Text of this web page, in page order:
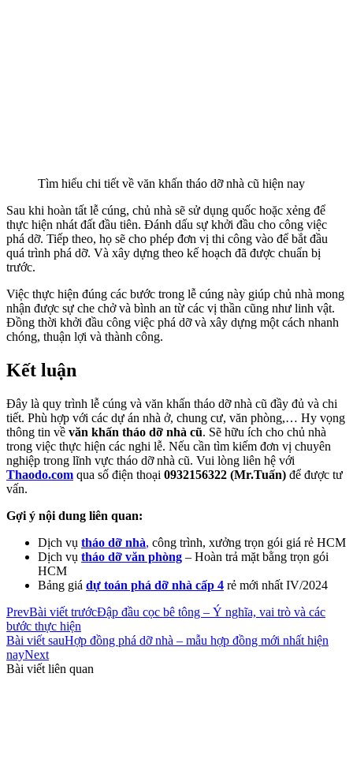
Tìm hiểu chi tiết về văn khấn tháo dỡ nhà cũ hiện nay
Sau khi hoàn tất lễ cúng, chủ nhà sẽ sử dụng quốc hoặc xẻng để
thực hiện nhát đất đầu tiên. Đánh dấu sự khởi đầu cho công việc
phá dỡ. Tiếp theo, họ sẽ cho phép đơn vị thi công vào để bắt đầu
quá trình phá dỡ. Và xây dựng theo kế hoạch đã được chuẩn bị
trước.
Việc thực hiện đúng các bước trong lễ cúng này giúp chủ nhà mong
nhận được sự che chở và bình an từ các vị thần cũng như linh vật.
Đồng thời khởi đầu công việc phá dỡ và xây dựng một cách nhanh
chóng, thuận lợi và thành công.
Kết luận
Đây là quy trình lễ cúng và văn khấn tháo dỡ nhà cũ đầy đủ và chi
tiết. Phù hợp với các dự án nhà ở, chung cư, văn phòng,… Hy vọng
thông tin về văn khấn tháo dỡ nhà cũ. Sẽ hữu ích cho chủ nhà
trong việc thực hiện các nghi lễ. Nếu cần tìm kiếm đơn vị chuyên
nghiệp trong lĩnh vực tháo dỡ nhà cũ. Vui lòng liên hệ với
Thaodo.com qua số điện thoại 0932156322 (Mr.Tuấn) để được tư
vấn.
Gợi ý nội dung liên quan:
Dịch vụ tháo dỡ nhà, công trình, xưởng trọn gói giá rẻ HCM
Dịch vụ tháo dỡ văn phòng – Hoàn trả mặt bằng trọn gói
HCM
Bảng giá dự toán phá dỡ nhà cấp 4 rẻ mới nhất IV/2024
PrevBài viết trướcĐập đầu cọc bê tông – Ý nghĩa, vai trò và các
bước thực hiện
Bài viết sauHợp đồng phá dỡ nhà – mẫu hợp đồng mới nhất hiện
nayNext
Bài viết liên quan